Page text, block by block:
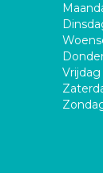
Vrijdag